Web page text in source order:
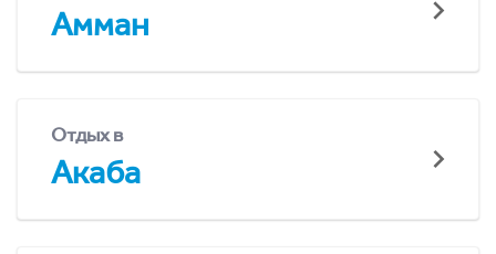
Амман
Отдых в
Акаба